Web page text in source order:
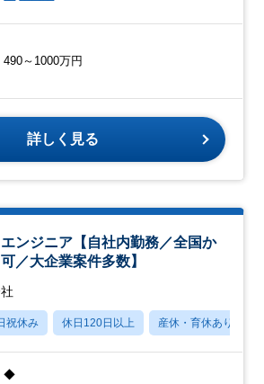
490～1000万円
詳しく見る
ンジニア【自社内勤務／全国か
／大企業案件多数】
祝休み 休日120日以上 産休・育休あり
◆